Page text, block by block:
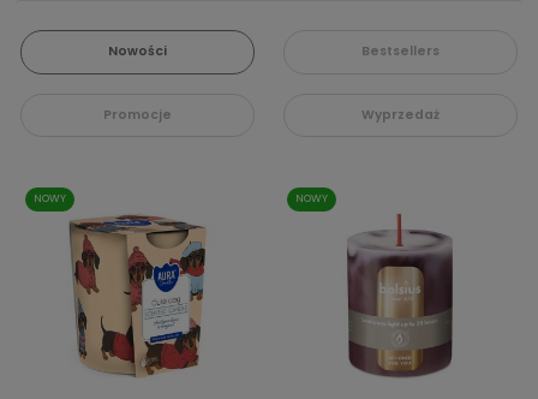
Nowości Bestsellers
Promocje Wyprzedaż
NOWY NOWY